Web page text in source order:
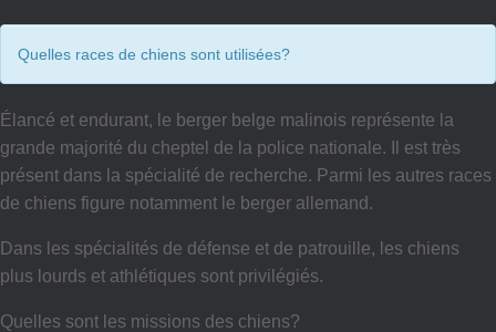
Quelles races de chiens sont utilisées?
Élancé et endurant, le berger belge malinois représente la
grande majorité du cheptel de la police nationale. Il est très
présent dans la spécialité de recherche. Parmi les autres races
de chiens figure notamment le berger allemand.
Dans les spécialités de défense et de patrouille, les chiens
plus lourds et athlétiques sont privilégiés.
Quelles sont les missions des chiens?